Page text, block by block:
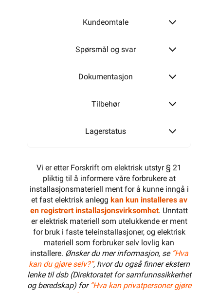
Kundeomtale
Spørsmål og svar
Dokumentasjon
Tilbehør
Lagerstatus
Vi er etter Forskrift om elektrisk utstyr § 21
pliktig til å informere våre forbrukere at
installasjonsmateriell ment for å kunne inngå i
et fast elektrisk anlegg kan kun installeres av
en registrert installasjonsvirksomhet. Unntatt
er elektrisk materiell som utelukkende er ment
for bruk i faste teleinstallasjoner, og elektrisk
materiell som forbruker selv lovlig kan
installere. Ønsker du mer informasjon, se ”Hva
kan du gjøre selv?”, hvor du også finner ekstern
lenke til dsb (Direktoratet for samfunnssikkerhet
og beredskap) for “Hva kan privatpersoner gjøre